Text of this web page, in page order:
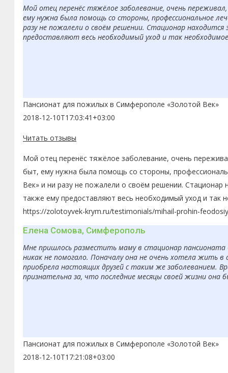
Мой отец перенёс тяжёлое заболевание, очень
ему нужна была помощь со стороны, профессиональное
разу не пожалели о своём решении. Стационар
предоставляют весь необходимый уход и так
Пансионат для пожилых в Симферополе «Золотой Век»
2018-12-10T17:03:41+03:00
Читать отзывы
Мой отец перенёс тяжёлое заболевание, очень
быт, ему нужна была помощь со стороны,
Век» и ни разу не пожалели о своём решении.
также ему предоставляют весь необходимый уход и так
https://zolotoyvek-krym.ru/testimonials/mihail-prohin-
Елена Сомова, Симферополь
Мне пришлось разместить маму в стационар пансионата
никак не помогало. Поначалу она не очень хотела жить
приобрела настоящих друзей с таким же заболеванием.
признательна за, что последние месяцы своей жизни
Пансионат для пожилых в Симферополе «Золотой Век»
2018-12-10T17:21:08+03:00